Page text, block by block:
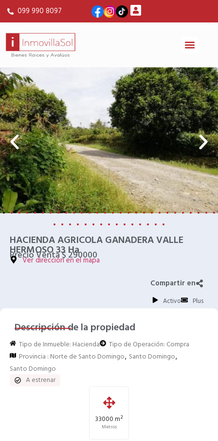
099 990 8097
HACIENDA AGRICOLA GANADERA VALLE
HERMOSO 33 Ha
Precio Venta $ 290000
Ver dirección en el mapa
Compartir en
Activo Plus
Descripción de la propiedad
Tipo de Inmueble: Hacienda Tipo de Operación: Compra
Provincia : Norte de Santo Domingo, Santo Domingo,
Santo Domingo
A estrenar
33000 m²
Metros